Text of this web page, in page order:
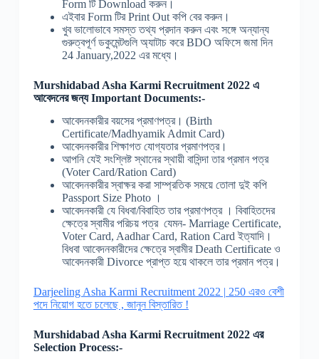
Form টি Download করুন।
এইবার Form টির Print Out কপি বের করুন।
খুব ভালোভাবে সমস্ত তথ্য প্রদান করুন এবং সঙ্গে অন্যান্য
গুরুত্বপূর্ণ ডকুমেন্টগুলি অ্যাটাচ করে BDO অফিসে জমা দিন
24 January,2022 এর মধ্যে।
Murshidabad Asha Karmi Recruitment 2022 এ
আবেদনের জন্য Important Documents:-
আবেদনকারীর বয়সের প্রমাণপত্র। (Birth
Certificate/Madhyamik Admit Card)
আবেদনকারীর শিক্ষাগত যোগ্যতার প্রমাণপত্র।
আপনি যেই সংশ্লিষ্ট স্থানের স্থায়ী বাসিন্দা তার প্রমান পত্র
(Voter Card/Ration Card)
আবেদনকারীর স্বাক্ষর করা সাম্প্রতিক সময়ে তোলা দুই কপি
Passport Size Photo ।
আবেদনকারী যে বিধবা/বিবাহিত তার প্রমাণপত্র । বিবাহিতদের
ক্ষেত্রে স্বামীর পরিচয় পত্র যেমন- Marriage Certificate,
Voter Card, Aadhar Card, Ration Card ইত্যাদি।
বিধবা আবেদনকারীদের ক্ষেত্রে স্বামীর Death Certificate ও
আবেদনকারী Divorce প্রাপ্ত হয়ে থাকলে তার প্রমান পত্র।
Darjeeling Asha Karmi Recruitment 2022 | 250 এরও বেশী
পদে নিয়োগ হতে চলেছে , জানুন বিস্তারিত !
Murshidabad Asha Karmi Recruitment 2022 এর
Selection Process:-